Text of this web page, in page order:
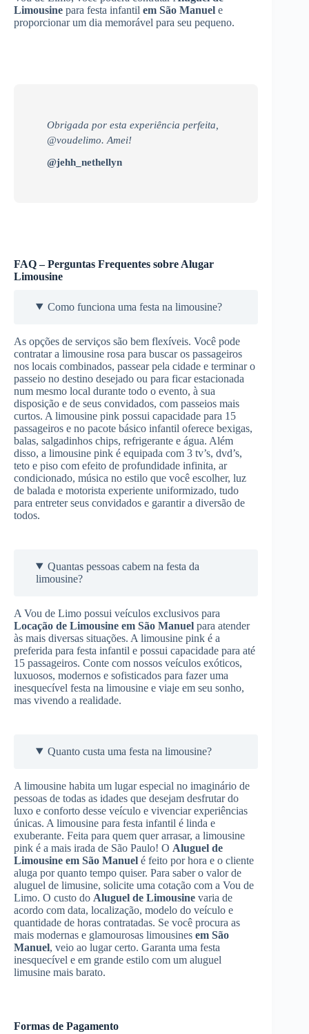
Limousine para festa infantil em São Manuel e
proporcionar um dia memorável para seu pequeno.
Obrigada por esta experiência perfeita,
@voudelimo. Amei!
@jehh_nethellyn
FAQ – Perguntas Frequentes sobre Alugar
Limousine
Como funciona uma festa na limousine?
As opções de serviços são bem flexíveis. Você pode
contratar a limousine rosa para buscar os passageiros
nos locais combinados, passear pela cidade e terminar o
passeio no destino desejado ou para ficar estacionada
num mesmo local durante todo o evento, à sua
disposição e de seus convidados, com passeios mais
curtos. A limousine pink possui capacidade para 15
passageiros e no pacote básico infantil oferece bexigas,
balas, salgadinhos chips, refrigerante e água. Além
disso, a limousine pink é equipada com 3 tv’s, dvd’s,
teto e piso com efeito de profundidade infinita, ar
condicionado, música no estilo que você escolher, luz
de balada e motorista experiente uniformizado, tudo
para entreter seus convidados e garantir a diversão de
todos.
Quantas pessoas cabem na festa da
limousine?
A Vou de Limo possui veículos exclusivos para
Locação de Limousine em São Manuel para atender
às mais diversas situações. A limousine pink é a
preferida para festa infantil e possui capacidade para até
15 passageiros. Conte com nossos veículos exóticos,
luxuosos, modernos e sofisticados para fazer uma
inesquecível festa na limousine e viaje em seu sonho,
mas vivendo a realidade.
Quanto custa uma festa na limousine?
A limousine habita um lugar especial no imaginário de
pessoas de todas as idades que desejam desfrutar do
luxo e conforto desse veículo e vivenciar experiências
únicas. A limousine para festa infantil é linda e
exuberante. Feita para quem quer arrasar, a limousine
pink é a mais irada de São Paulo! O Aluguel de
Limousine em São Manuel é feito por hora e o cliente
aluga por quanto tempo quiser. Para saber o valor de
aluguel de limusine, solicite uma cotação com a Vou de
Limo. O custo do Aluguel de Limousine varia de
acordo com data, localização, modelo do veículo e
quantidade de horas contratadas. Se você procura as
mais modernas e glamourosas limousines em São
Manuel, veio ao lugar certo. Garanta uma festa
inesquecível e em grande estilo com um aluguel
limusine mais barato.
Formas de Pagamento